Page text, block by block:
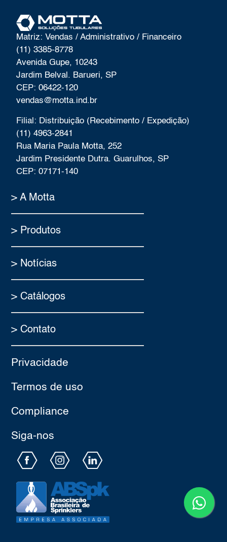
Matriz: Vendas / Administrativo / Financeiro
(11) 3385-8778
Avenida Gupe, 10243
Jardim Belval. Barueri, SP
CEP: 06422-120
vendas@motta.ind.br
Filial: Distribuição (Recebimento / Expedição)
(11) 4963-2841
Rua Maria Paula Motta, 252
Jardim Presidente Dutra. Guarulhos, SP
CEP: 07171-140
> A Motta
> Produtos
> Notícias
> Catálogos
> Contato
Privacidade
Termos de uso
Compliance
Siga-nos​